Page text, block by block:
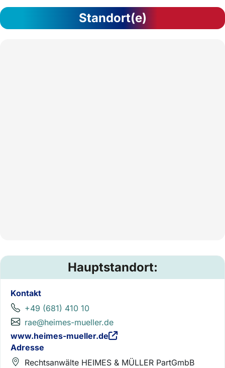
Standort(e)
Hauptstandort:
Kontakt
+49 (681) 410 10
rae@heimes-mueller.de
www.heimes-mueller.de
Adresse
Rechtsanwälte HEIMES & MÜLLER PartGmbB